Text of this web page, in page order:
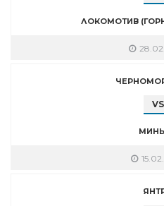
ЛОКОМОТИВ
VS